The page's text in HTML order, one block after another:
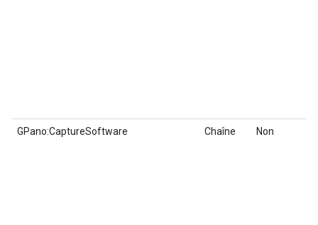
GPano:CaptureSoftware Chaîne Non